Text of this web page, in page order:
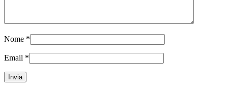
Nome *
Email *